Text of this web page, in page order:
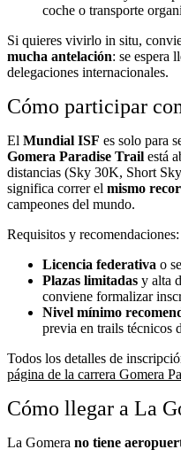
coche o transporte
Si quieres vivirlo in situ,
mucha antelación: se espera
delegaciones internacionales.
Cómo participar
El Mundial ISF es solo para
Gomera Paradise Trail está
distancias (Sky 30K, Short
significa correr el mismo
campeones del mundo.
Requisitos y recomendaciones:
Licencia federativa o
Plazas limitadas y alta
conviene formalizar
Nivel mínimo
previa en trails técnicos
Todos los detalles de
página de la carrera Gomera
Cómo llegar a La
La Gomera no tiene